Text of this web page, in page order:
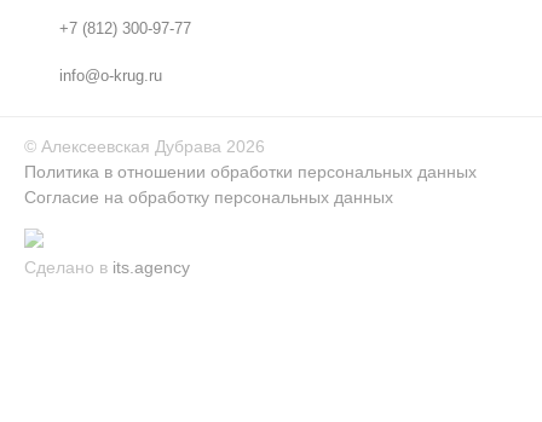
+7 (812) 300-97-77
info@o-krug.ru
© Алексеевская Дубрава 2026
Политика в отношении обработки персональных данных
Согласие на обработку персональных данных
Сделано в its.agency